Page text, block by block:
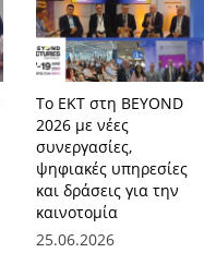
Το ΕΚΤ στη BEYOND
2026 με νέες
συνεργασίες,
ψηφιακές υπηρεσίες
και δράσεις για την
καινοτομία
25.06.2026